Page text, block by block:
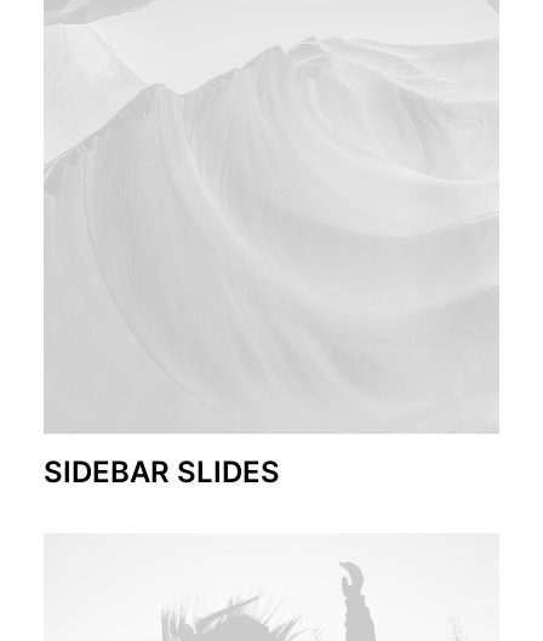
SIDEBAR SLIDES